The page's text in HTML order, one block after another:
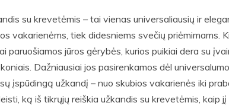
su krevetėmis – tai vienas universaliausių ir
vakarienėms, tiek didesniems svečių priėmimams.
paruošiamos jūros gėrybės, kurios puikiai dera su
Dažniausiai jos pasirenkamos dėl
įspūdingą užkandį – nuo skubios vakarienės iki
ką iš tikrųjų reiškia užkandis su krevetėmis, kaip